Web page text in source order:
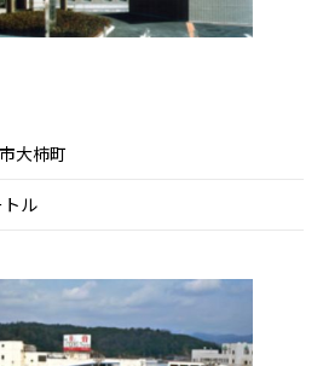
大柿町
ル